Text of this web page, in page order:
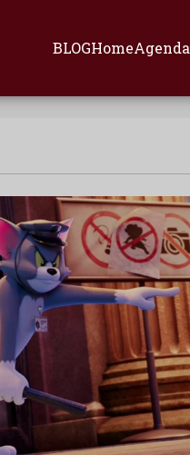
BLOGHomeAgenda